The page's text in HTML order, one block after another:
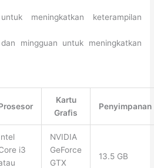
meningkatkan keterampilan
mingguan untuk meningkatkan
Kartu
Grafis
Penyimpanan
i3
NVIDIA
GeForce
GTX
13.5 GB